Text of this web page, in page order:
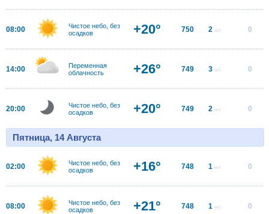
08:00
Чистое небо, без
осадков
+20° 750 2 м/с 0
14:00
Переменная
облачность
+26° 749 3 м/с 0
20:00
Чистое небо, без
осадков
+20° 749 2 м/с 0
Пятница, 14 Августа
02:00
Чистое небо, без
осадков
+16° 748 1 м/с 0
08:00
Чистое небо, без
осадков
+21° 748 1 м/с 0